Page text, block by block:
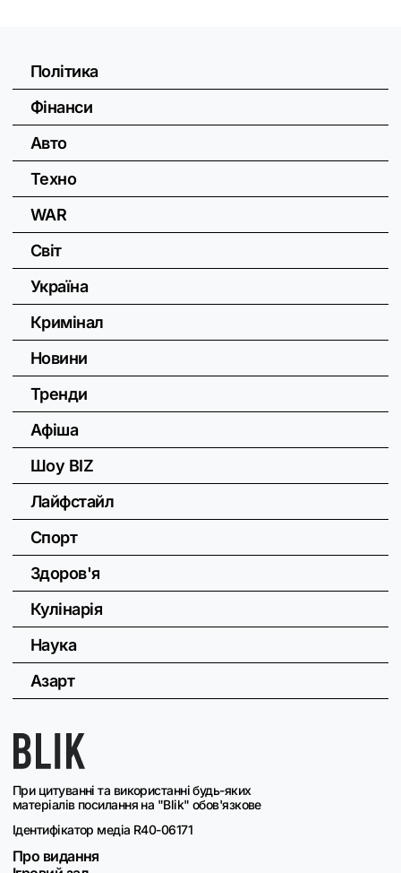
При цитуванні та використанні будь-яких
матеріалів посилання на "Blik" обов'язкове
Ідентифікатор медіа R40-06171
Про видання
Політика
Фінанси
Авто
Техно
WAR
Світ
Україна
Кримінал
Новини
Тренди
Афіша
Шоу BIZ
Лайфстайл
Спорт
Здоров'я
Кулінарія
Наука
Азарт